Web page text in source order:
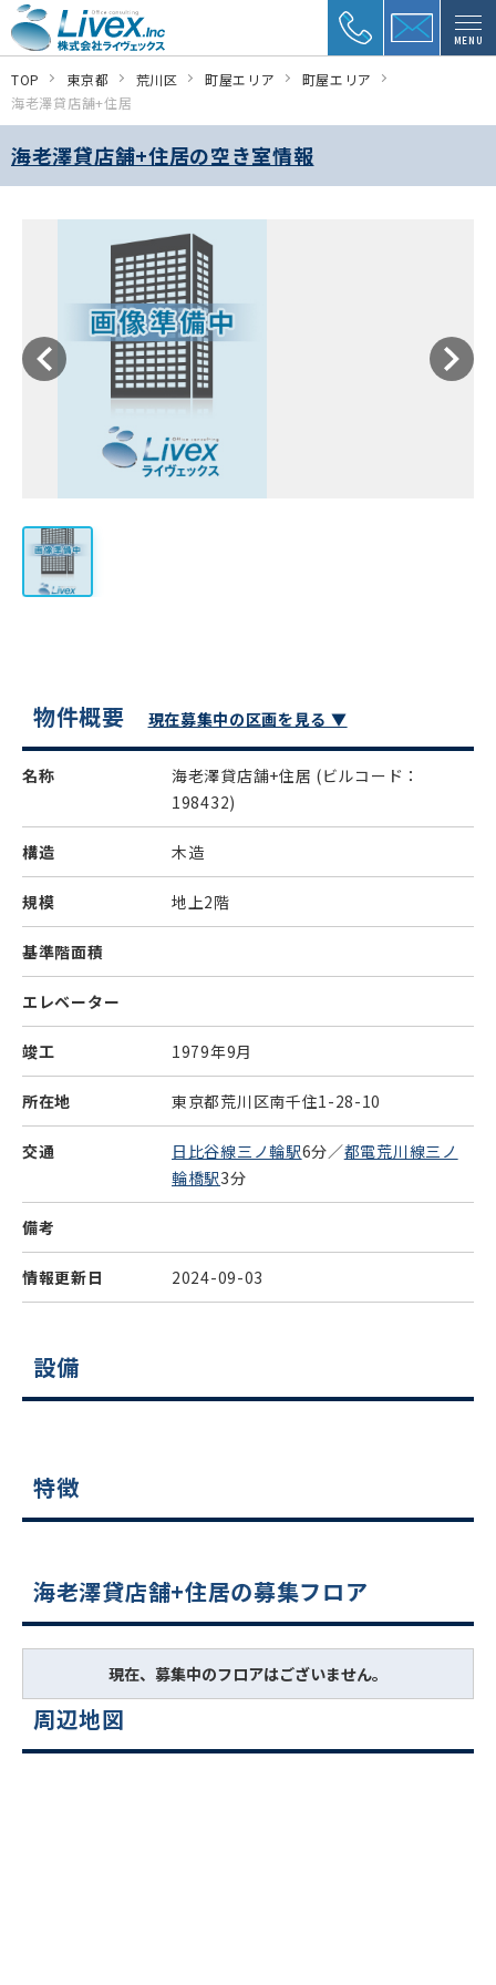
MENU
TOP 東京都 荒川区 町屋エリア
町屋エリア
海老澤貸店舗+住居
海老澤貸店舗+住居の空き室情報
物件概要 現在募集中の区画を見る ▼
名称 海老澤貸店舗+住居 (ビルコード：
198432)
構造 木造
規模 地上2階
基準階面積
エレベーター
竣工 1979年9月
所在地 東京都荒川区南千住1-28-10
交通 日比谷線三ノ輪駅6分／都電荒川線三ノ
輪橋駅3分
備考
情報更新日 2024-09-03
設備
特徴
海老澤貸店舗+住居の募集フロア
現在、募集中のフロアはございません。
周辺地図